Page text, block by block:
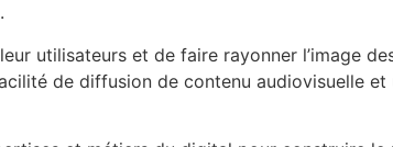
utilisateurs et de faire rayonner l’image
de diffusion de contenu audiovisuelle